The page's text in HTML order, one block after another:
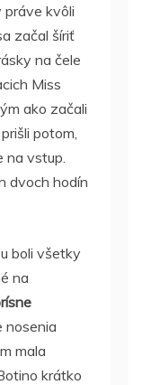
práve kvôli
začal šíriť
na čele
Miss
ako začali
potom,
na vstup.
dvoch hodín
boli všetky
na
nosenia
mala
krátko